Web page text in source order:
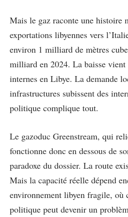
Mais le gaz raconte une histoire
exportations libyennes vers
environ 1 milliard de mètres
milliard en 2024. La baisse
internes en Libye. La demande
infrastructures subissent des
politique complique tout.
Le gazoduc Greenstream, qui
fonctionne donc en dessous de
paradoxe du dossier. La route
Mais la capacité réelle dépend
environnement libyen fragile, où
politique peut devenir un